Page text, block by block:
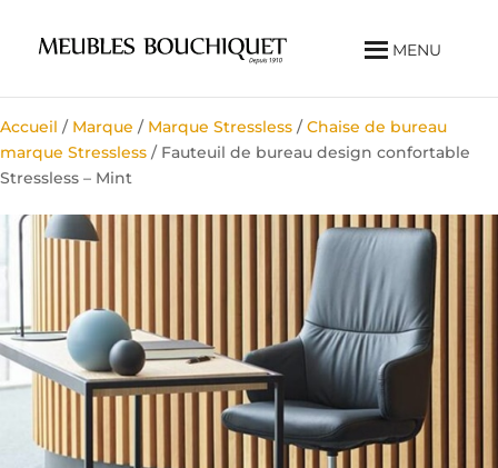
MENU
Accueil / Marque / Marque Stressless /Chaise de bureau
marque Stressless / Fauteuil de bureau design confortable
Stressless – Mint